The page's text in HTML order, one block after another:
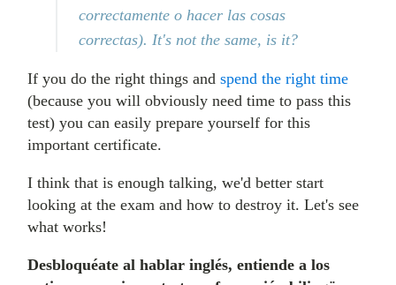
correctamente o hacer las cosas
correctas). It's not the same, is it?
If you do the right things andspend the right time
(because you will obviously need time to pass this
test) you can easily prepare yourself for this
important certificate.
I think that is enough talking, we'd better start
looking at the exam and how to destroy it. Let's see
what works!
Desbloquéate al hablar inglés, entiende a los